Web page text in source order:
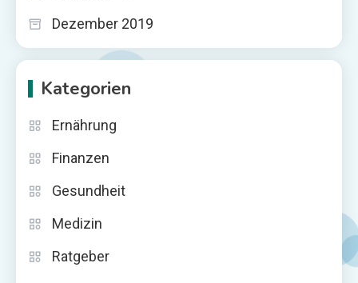
Dezember 2019
Kategorien
Ernährung
Finanzen
Gesundheit
Medizin
Ratgeber